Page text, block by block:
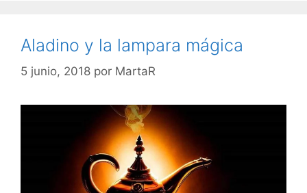
Aladino y la lampara mágica
5 junio, 2018 por MartaR